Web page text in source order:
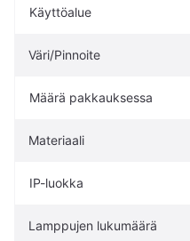
Käyttöalue
Väri/Pinnoite
Määrä pakkauksessa
Materiaali
IP-luokka
Lamppujen lukumäärä